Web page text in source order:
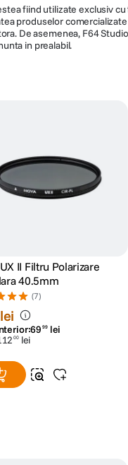
fiind utilizate exclusiv
produselor
De asemenea, F64
in prealabil.
II Filtru Polarizare
40.5mm
(7)
lei
69 99 lei
00 lei